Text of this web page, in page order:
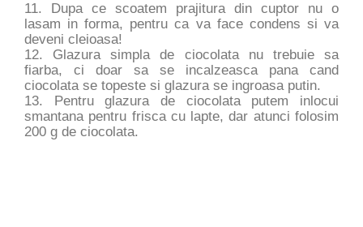
11. Dupa ce scoatem prajitura din cuptor nu o
lasam in forma, pentru ca va face condens si va
deveni cleioasa!
12. Glazura simpla de ciocolata nu trebuie sa
fiarba, ci doar sa se incalzeasca pana cand
ciocolata se topeste si glazura se ingroasa putin.
13. Pentru glazura de ciocolata putem inlocui
smantana pentru frisca cu lapte, dar atunci folosim
200 g de ciocolata.